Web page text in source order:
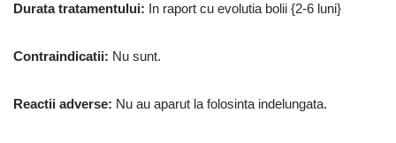
Durata tratamentului: In raport cu evolutia bolii {2-6 luni}
Contraindicatii: Nu sunt.
Reactii adverse: Nu au aparut la folosinta indelungata.